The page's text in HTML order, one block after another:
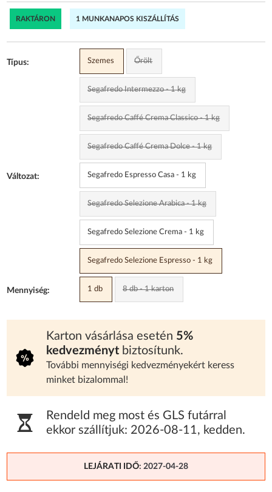
RAKTÁRON 1 MUNKANAPOS KISZÁLLÍTÁS
Típus: Szemes Őrölt
Változat:
Segafredo Intermezzo - 1 kg
Segafredo Caffé Crema Classico - 1 kg
Segafredo Caffé Crema Dolce - 1 kg
Segafredo Espresso Casa - 1 kg
Segafredo Selezione Arabica - 1 kg
Segafredo Selezione Crema - 1 kg
Segafredo Selezione Espresso - 1 kg
Mennyiség: 1 db 8 db - 1 karton
Karton vásárlása esetén 5%
kedvezményt biztosítunk.
További mennyiségi kedvezményekért keress
minket bizalommal!
Rendeld meg most és GLS futárral
ekkor szállítjuk: 2026-08-11, kedden.
LEJÁRATI IDŐ: 2027-04-28